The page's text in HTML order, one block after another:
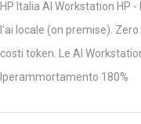
HP Italia AI Workstation HP
l'ai locale (on premise).
costi token. Le AI
Iperammortamento 180%